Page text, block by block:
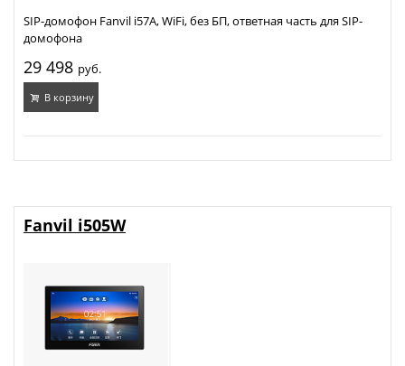
29 498 руб.
В корзину
SIP-домофон Fanvil i57A, WiFi, без БП, ответная часть для SIP-
домофона
Fanvil i505W